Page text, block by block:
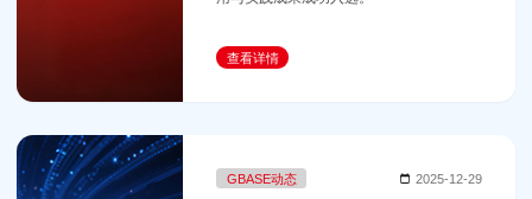
查看详情
GBASE动态 2025-12-29